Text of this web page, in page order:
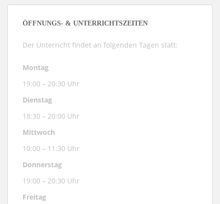
ÖFFNUNGS- & UNTERRICHTSZEITEN
Der Unterricht findet an folgenden Tagen statt:
Montag
19:00 – 20:30 Uhr
Dienstag
18:30 – 20:00 Uhr
Mittwoch
10:00 – 11:30 Uhr
Donnerstag
19:00 – 20:30 Uhr
Freitag